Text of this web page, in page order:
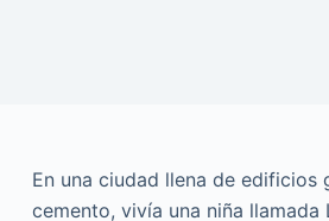
En una ciudad llena de edificios
cemento, vivía una niña llamada